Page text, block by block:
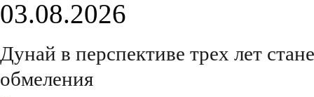
03.08.2026
Дунай в перспективе трех лет
обмеления